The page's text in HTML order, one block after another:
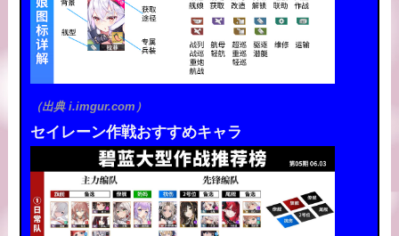
（出典 i.imgur.com）
セイレーン作戦おすすめキャラ